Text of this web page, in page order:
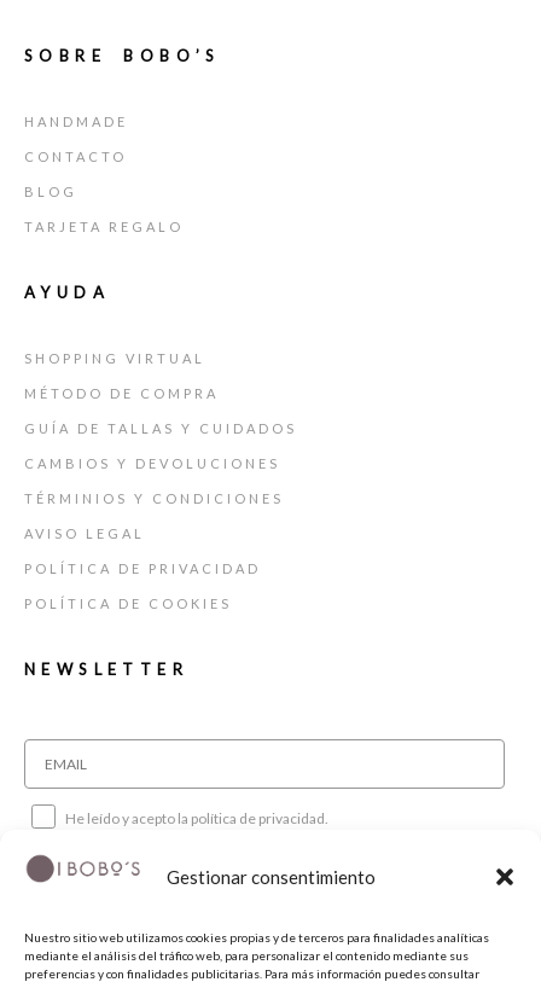
Gestionar consentimiento
Nuestro sitio web utilizamos cookies propias y de terceros para finalidades analíticas
mediante el análisis del tráfico web, para personalizar el contenido mediante sus
preferencias y con finalidades publicitarias. Para más información puedes consultar
SOBRE BOBO’S
HANDMADE
CONTACTO
BLOG
TARJETA REGALO
AYUDA
SHOPPING VIRTUAL
MÉTODO DE COMPRA
GUÍA DE TALLAS Y CUIDADOS
CAMBIOS Y DEVOLUCIONES
TÉRMINIOS Y CONDICIONES
AVISO LEGAL
POLÍTICA DE PRIVACIDAD
POLÍTICA DE COOKIES
NEWSLETTER
He leído y acepto la política de privacidad.
SUSCRIBIRME
SÍGUENOS